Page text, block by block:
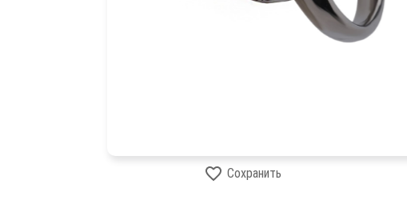
Сохранить